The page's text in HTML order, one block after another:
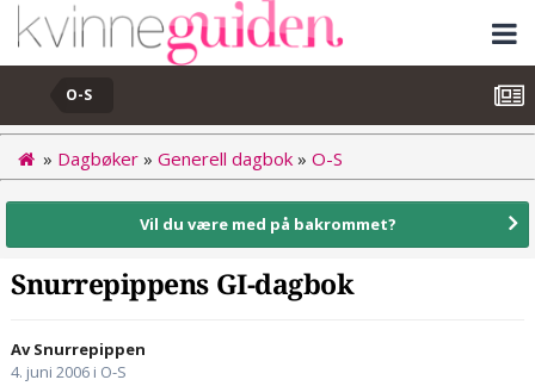
O-S
» Dagbøker » Generell dagbok » O-S
Vil du være med på bakrommet?
Snurrepippens GI-dagbok
Av Snurrepippen
4. juni 2006 i O-S